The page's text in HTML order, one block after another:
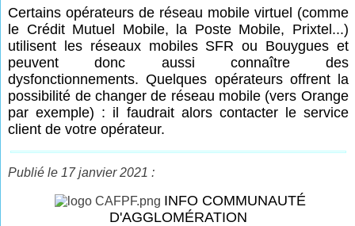
Certains opérateurs de réseau mobile virtuel (comme
le Crédit Mutuel Mobile, la Poste Mobile, Prixtel...)
utilisent les réseaux mobiles SFR ou Bouygues et
peuvent donc aussi connaître des
dysfonctionnements. Quelques opérateurs offrent la
possibilité de changer de réseau mobile (vers Orange
par exemple) : il faudrait alors contacter le service
client de votre opérateur.
Publié le 17 janvier 2021 :
INFO COMMUNAUTÉ
D'AGGLOMÉRATION